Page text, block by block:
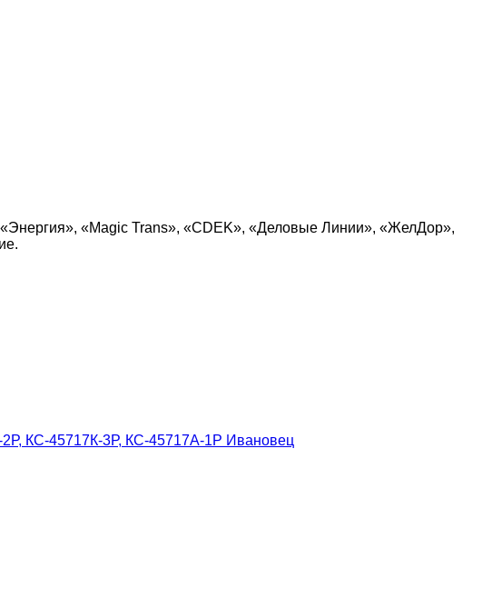
«Magic Trans», «CDEK», «Деловые Линии», «ЖелДор»,
КС-45717К-3Р, КС-45717А-1Р Ивановец